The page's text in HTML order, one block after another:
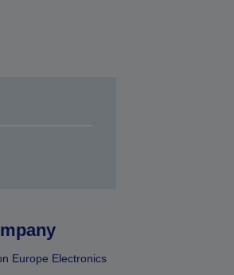
Europe Electronics